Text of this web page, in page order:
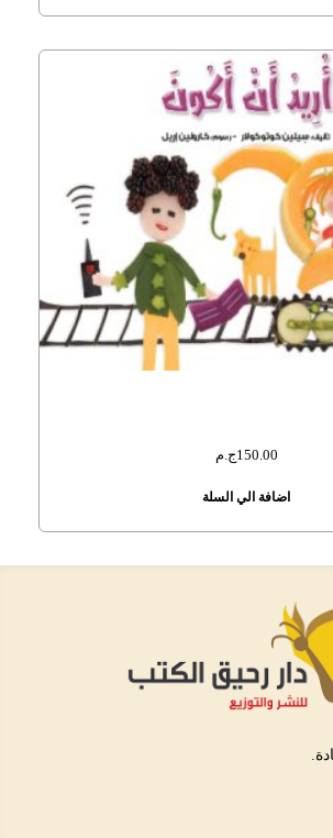
اضافة الي السلة
150.00ج.م